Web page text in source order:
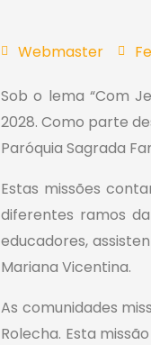
Webmaster
Sob o lema “Com
2028. Como parte
Paróquia Sagrada
Estas missões
diferentes ramos
educadores,
Mariana Vicentina.
As comunidades
Rolecha. Esta